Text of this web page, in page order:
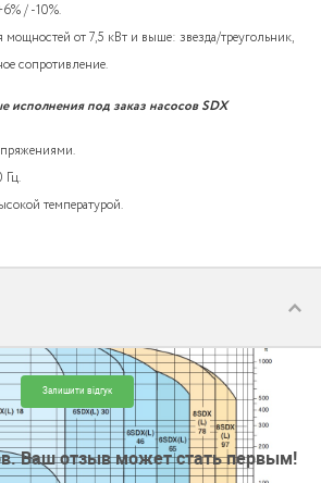
/ -10%.
от 7,5 кВт и выше: звезда/треугольник,
сопротивление.
исполнения под заказ насосов SDX
Гц.
температурой.
Залишити відгук
Ваш отзыв может стать первым!